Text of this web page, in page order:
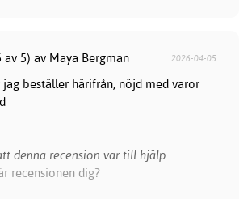
5) av Maya Bergman 2026-04-05
beställer härifrån, nöjd med varor
denna recension var till hjälp.
recensionen dig?